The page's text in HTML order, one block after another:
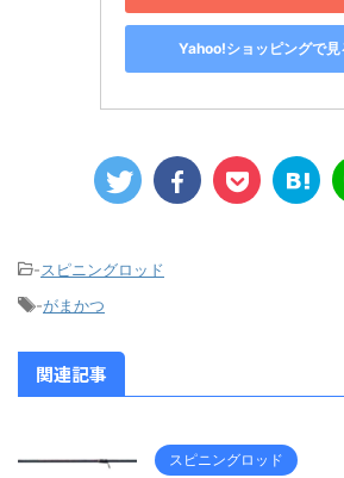
Yahoo!ショッピングで見
-スピニングロッド
-がまかつ
関連記事
スピニングロッド